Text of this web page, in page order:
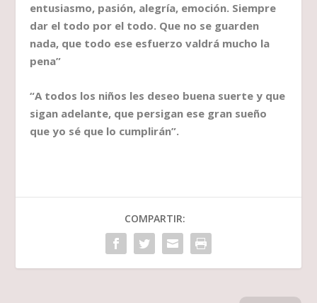
entusiasmo, pasión, alegría, emoción. Siempre
dar el todo por el todo. Que no se guarden
nada, que todo ese esfuerzo valdrá mucho la
pena”
“A todos los niños les deseo buena suerte y que
sigan adelante, que persigan ese gran sueño
que yo sé que lo cumplirán”.
COMPARTIR: